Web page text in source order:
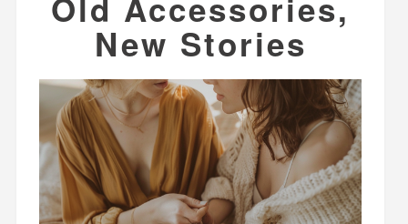
Old Accessories,
New Stories